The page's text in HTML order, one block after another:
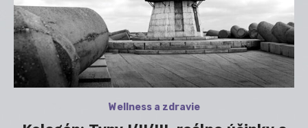
Wellness a zdravie